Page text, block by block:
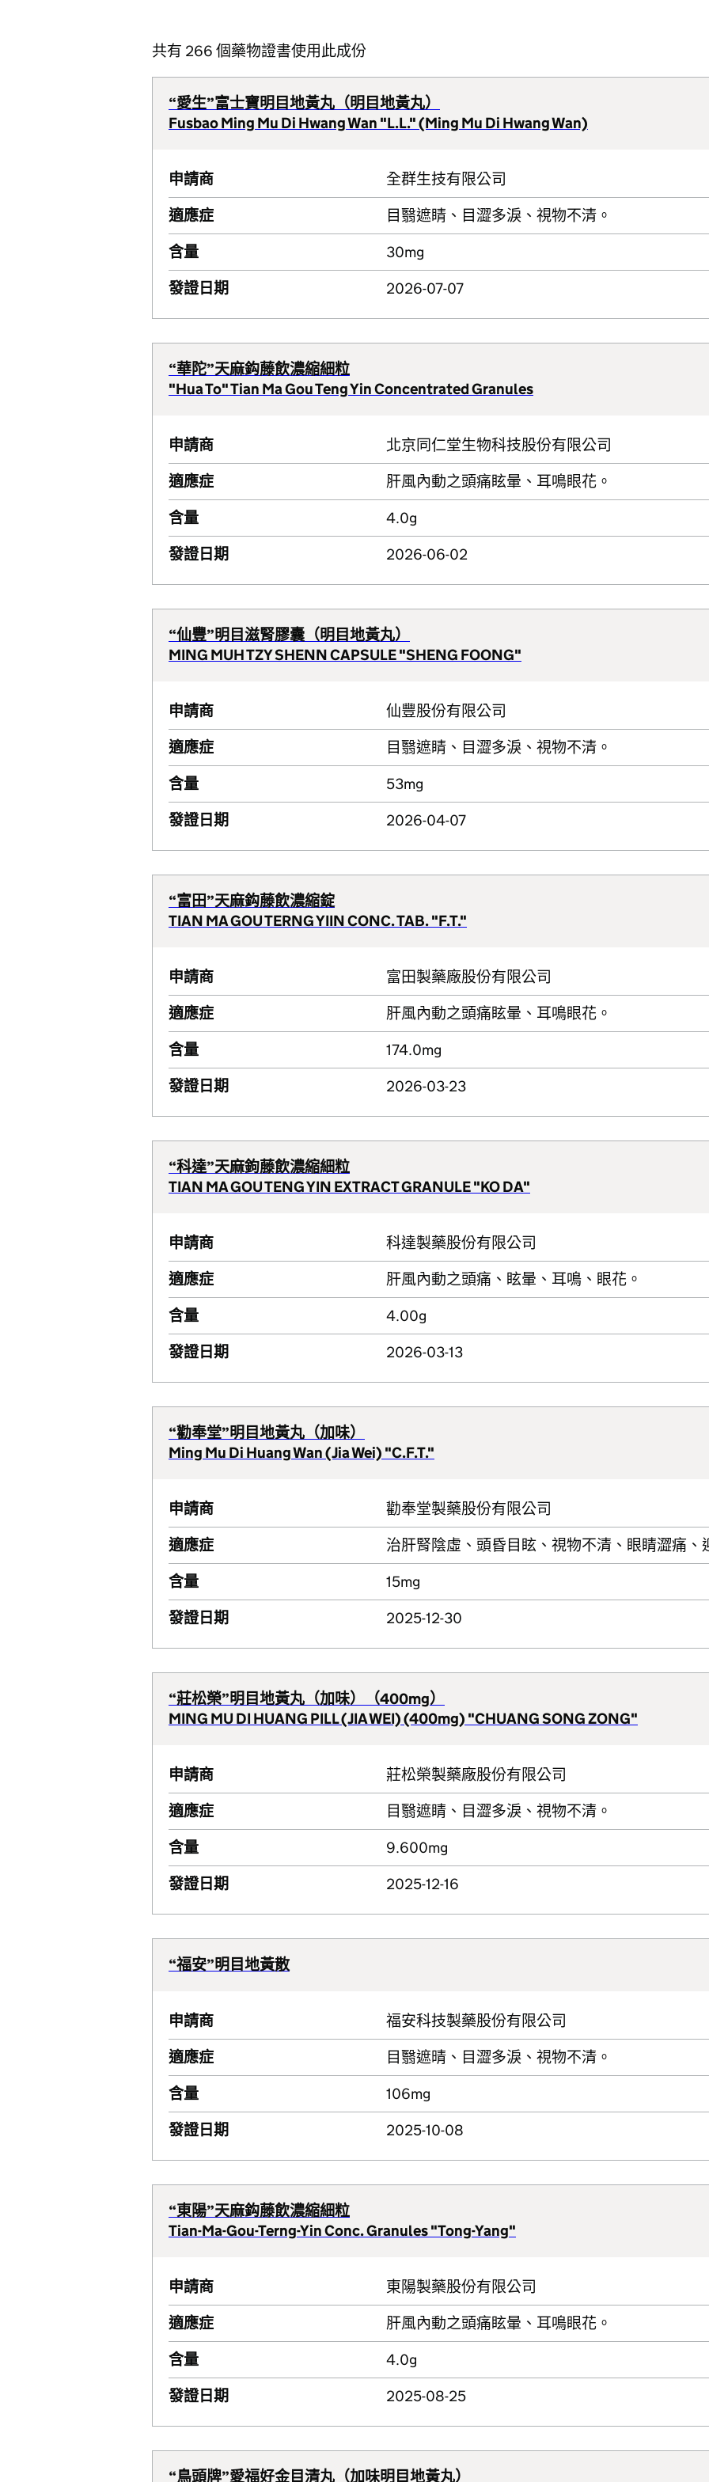
共有 266 個藥物證書使用此成份
“愛生”富士寶明目地黃丸（明目地黃丸）
Fusbao Ming Mu Di Hwang Wan "L.L." (Ming Mu Di Hwang Wan)
申請商
全群生技有限公司
適應症
目翳遮睛、目澀多淚、視物不清。
含量
30mg
發證日期
2026-07-07
“華陀”天麻鈎藤飲濃縮細粒
"Hua To" Tian Ma Gou Teng Yin Concentrated Granules
申請商
北京同仁堂生物科技股份有限公司
適應症
肝風內動之頭痛眩暈、耳鳴眼花。
含量
4.0g
發證日期
2026-06-02
“仙豐”明目滋腎膠囊（明目地黃丸）
MING MUH TZY SHENN CAPSULE "SHENG FOONG"
申請商
仙豐股份有限公司
適應症
目翳遮睛、目澀多淚、視物不清。
含量
53mg
發證日期
2026-04-07
“富田”天麻鈎藤飲濃縮錠
TIAN MA GOU TERNG YIIN CONC. TAB. "F.T."
申請商
富田製藥廠股份有限公司
適應症
肝風內動之頭痛眩暈、耳鳴眼花。
含量
174.0mg
發證日期
2026-03-23
“科達”天麻鉤藤飲濃縮細粒
TIAN MA GOU TENG YIN EXTRACT GRANULE "KO DA"
申請商
科達製藥股份有限公司
適應症
肝風內動之頭痛、眩暈、耳鳴、眼花。
含量
4.00g
發證日期
2026-03-13
“勸奉堂”明目地黃丸（加味）
Ming Mu Di Huang Wan (Jia Wei) "C.F.T."
申請商
勸奉堂製藥股份有限公司
適應症
治肝腎陰虛、頭昏目眩、視物不清、眼睛澀痛、
含量
15mg
發證日期
2025-12-30
“莊松榮”明目地黃丸（加味）（400mg）
MING MU DI HUANG PILL (JIA WEI) (400mg) "CHUANG SONG ZONG"
申請商
莊松榮製藥廠股份有限公司
適應症
目翳遮睛、目澀多淚、視物不清。
含量
9.600mg
發證日期
2025-12-16
“福安”明目地黃散
申請商
福安科技製藥股份有限公司
適應症
目翳遮晴、目澀多淚、視物不清。
含量
106mg
發證日期
2025-10-08
“東陽”天麻鈎藤飲濃縮細粒
Tian-Ma-Gou-Terng-Yin Conc. Granules "Tong-Yang"
申請商
東陽製藥股份有限公司
適應症
肝風內動之頭痛眩暈、耳鳴眼花。
含量
4.0g
發證日期
2025-08-25
“鳥頭牌”愛福好金目清丸（加味明目地黃丸）